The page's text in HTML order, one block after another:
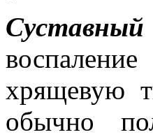
хрящевую
обычно